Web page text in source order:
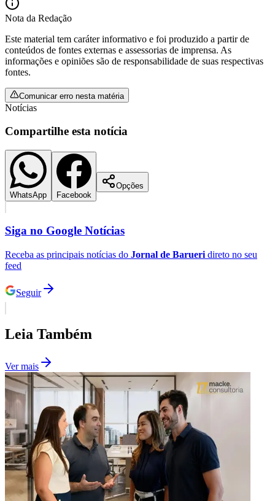
Nota da Redação
Este material tem caráter informativo e foi produzido a partir de
conteúdos de fontes externas e assessorias de imprensa. As
informações e opiniões são de responsabilidade de suas respectivas
fontes.
Comunicar erro nesta matéria
Notícias
Compartilhe esta notícia
WhatsApp Facebook
Opções
Siga no Google Notícias
Receba as principais notícias do Jornal de Barueri direto no seu
feed
Seguir
Leia Também
Ver mais